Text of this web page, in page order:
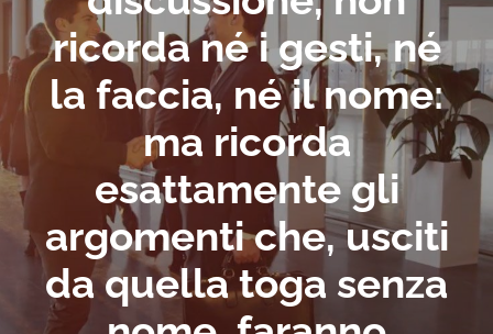
ricorda né i gesti, né
la faccia, né il nome:
ma ricorda
esattamente gli
argomenti che, usciti
da quella toga senza